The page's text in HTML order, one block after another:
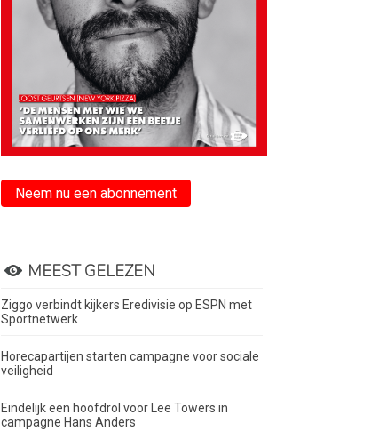
Neem nu een abonnement
MEEST GELEZEN
Ziggo verbindt kijkers Eredivisie op ESPN met
Sportnetwerk
Horecapartijen starten campagne voor sociale
veiligheid
Eindelijk een hoofdrol voor Lee Towers in
campagne Hans Anders